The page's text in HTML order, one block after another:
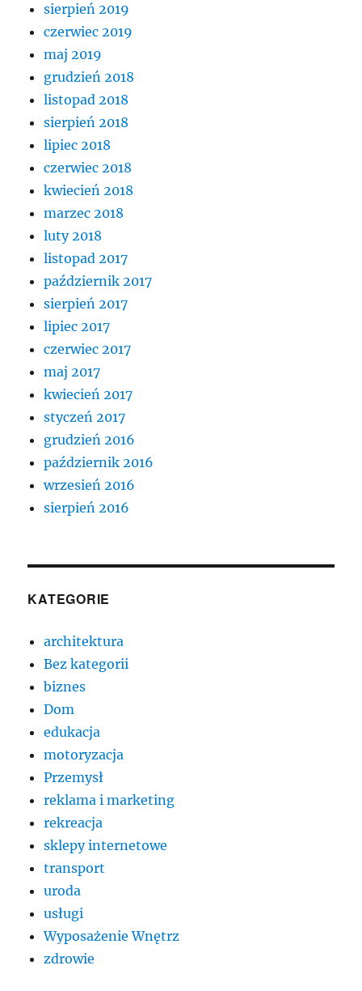
sierpień 2019
czerwiec 2019
maj 2019
grudzień 2018
listopad 2018
sierpień 2018
lipiec 2018
czerwiec 2018
kwiecień 2018
marzec 2018
luty 2018
listopad 2017
październik 2017
sierpień 2017
lipiec 2017
czerwiec 2017
maj 2017
kwiecień 2017
styczeń 2017
grudzień 2016
październik 2016
wrzesień 2016
sierpień 2016
KATEGORIE
architektura
Bez kategorii
biznes
Dom
edukacja
motoryzacja
Przemysł
reklama i marketing
rekreacja
sklepy internetowe
transport
uroda
usługi
Wyposażenie Wnętrz
zdrowie